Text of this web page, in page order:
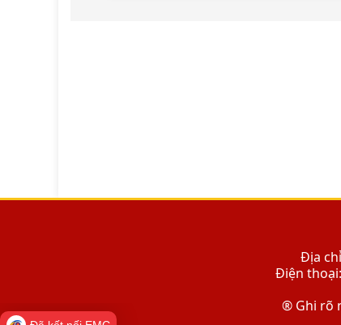
Địa
Điện thoại:
® Ghi rõ